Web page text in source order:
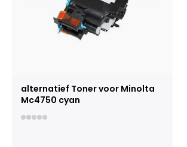
alternatief Toner voor Minolta
Mc4750 cyan